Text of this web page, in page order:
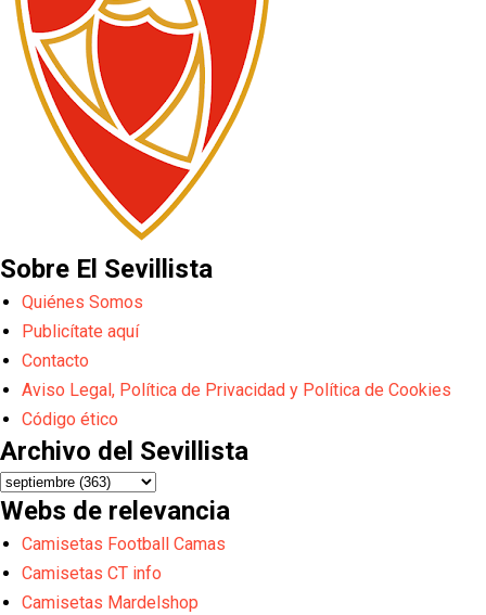
Sobre El Sevillista
Quiénes Somos
Publicítate aquí
Contacto
Aviso Legal, Política de Privacidad y Política de Cookies
Código ético
Archivo del Sevillista
Webs de relevancia
Camisetas Football Camas
Camisetas CT info
Camisetas Mardelshop